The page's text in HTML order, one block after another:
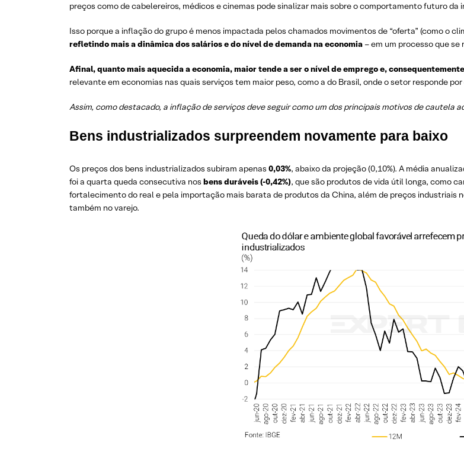
preços como de cabelereiros, médicos e cinemas pode sinalizar mais sobre o comportamento futuro da
Isso porque a inflação do grupo é menos impactada pelos chamados movimentos de “oferta” (como o
refletindo mais a dinâmica dos salários e do nível de demanda na economia – em um processo que
Afinal, quanto mais aquecida a economia, maior tende a ser o nível de emprego e,
relevante em economias nas quais serviços tem maior peso, como a do Brasil, onde o setor responde
Assim, como destacado, a inflação de serviços deve seguir como um dos principais motivos de cautela
Bens industrializados surpreendem novamente para baixo
Os preços dos bens industrializados subiram apenas 0,03%, abaixo da projeção (0,10%). A média
foi a quarta queda consecutiva nos bens duráveis (-0,42%), que são produtos de vida útil longa, como
fortalecimento do real e pela importação mais barata de produtos da China, além de preços industriais
também no varejo.